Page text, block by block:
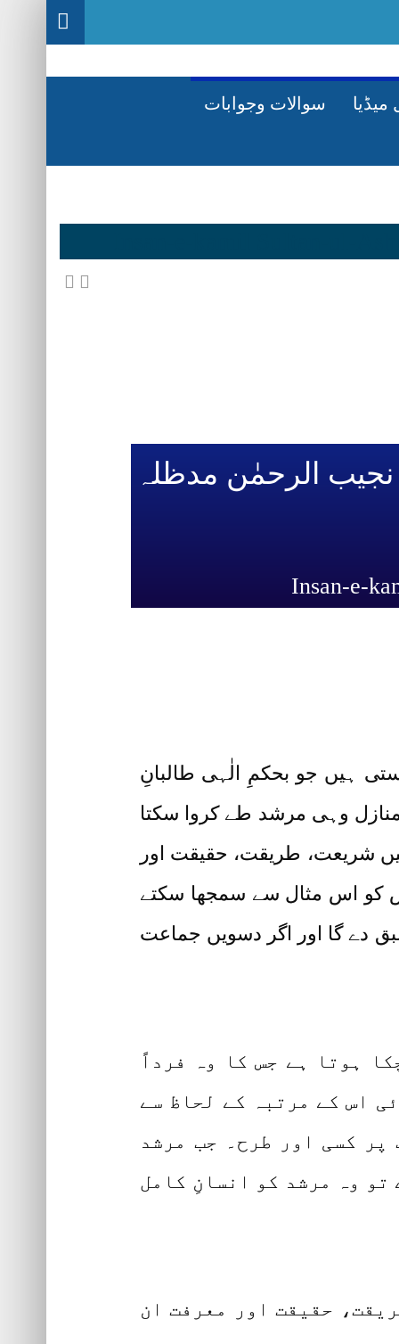
سوالات وجوابات
الرحمٰن مدظلہ
ہیں جو بحکمِ الٰہی طالبانِ
وہی مرشد طے کروا سکتا
شریعت، طریقت، حقیقت اور
کو اس مثال سے سمجھا سکتے
دے گا اور اگر دسویں جماعت
ہوتا ہے جس کا وہ فرداً
اس کے مرتبہ کے لحاظ سے
کسی اور طرح۔ جب مرشد
وہ مرشد کو انسانِ کامل
حقیقت اور معرفت ان